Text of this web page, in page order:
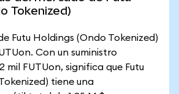
Tokenized)
Futu Holdings (Ondo Tokenized)
Con un suministro
mil FUTUon, significa que Futu
tiene una